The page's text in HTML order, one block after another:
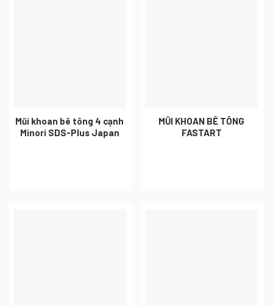
Mũi khoan bê tông 4 cạnh
Minori SDS-Plus Japan
MŨI KHOAN BÊ TÔNG
FASTART